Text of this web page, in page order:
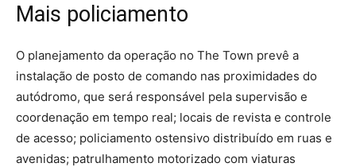
Mais policiamento
O planejamento da operação no The Town prevê a
instalação de posto de comando nas proximidades do
autódromo, que será responsável pela supervisão e
coordenação em tempo real; locais de revista e controle
de acesso; policiamento ostensivo distribuído em ruas e
avenidas; patrulhamento motorizado com viaturas